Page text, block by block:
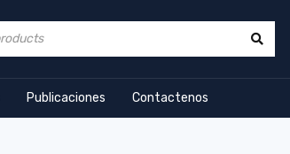
Publicaciones Contactenos